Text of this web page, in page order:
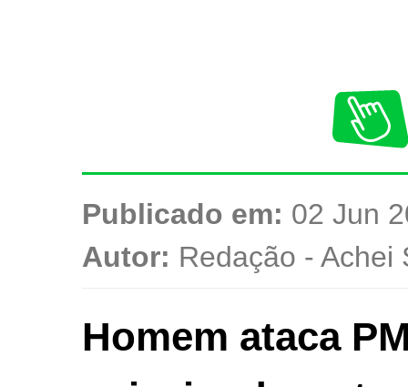
Publicado em: 02 Jun
Autor: Redação - Achei
Homem ataca